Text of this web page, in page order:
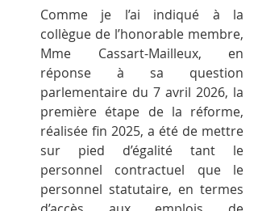
Comme je l’ai indiqué à la
collègue de l’honorable membre,
Mme Cassart-Mailleux, en
réponse à sa question
parlementaire du 7 avril 2026, la
première étape de la réforme,
réalisée fin 2025, a été de mettre
sur pied d’égalité tant le
personnel contractuel que le
personnel statutaire, en termes